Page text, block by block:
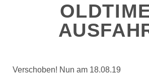
Verschoben! Nun am 18.08.19